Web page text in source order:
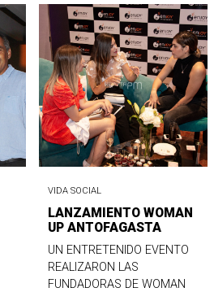
VIDA SOCIAL
LANZAMIENTO WOMAN
UP ANTOFAGASTA
UN ENTRETENIDO EVENTO
REALIZARON LAS
FUNDADORAS DE WOMAN